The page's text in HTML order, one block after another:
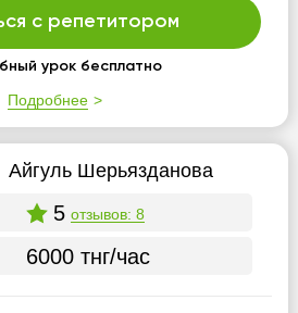
с репетитором
урок бесплатно
Подробнее
Айгуль Шерьязданова
5 отзывов: 8
6000 тнг/час